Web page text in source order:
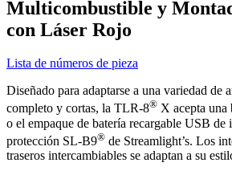
Multicombustible y
con Láser Rojo
Lista de números de pieza
Diseñado para adaptarse a una variedad de
completo y cortas, la TLR-8® X acepta
o el empaque de batería recargable USB de
protección SL-B9® de Streamlight’s. Los
traseros intercambiables se adaptan a su